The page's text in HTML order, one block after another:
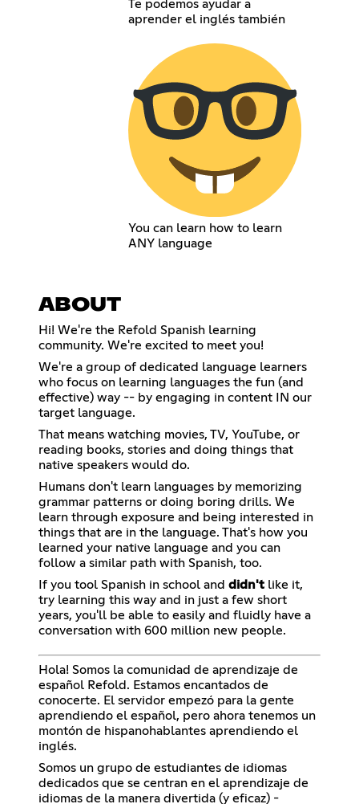
Te podemos ayudar a
aprender el inglés también
You can learn how to learn
ANY language
ABOUT
Hi! We're the Refold Spanish learning
community. We're excited to meet you!
We're a group of dedicated language learners
who focus on learning languages the fun (and
effective) way -- by engaging in content IN our
target language.
That means watching movies, TV, YouTube, or
reading books, stories and doing things that
native speakers would do.
Humans don't learn languages by memorizing
grammar patterns or doing boring drills. We
learn through exposure and being interested in
things that are in the language. That's how you
learned your native language and you can
follow a similar path with Spanish, too.
If you tool Spanish in school and didn't like it,
try learning this way and in just a few short
years, you'll be able to easily and fluidly have a
conversation with 600 million new people.
Hola! Somos la comunidad de aprendizaje de
español Refold. Estamos encantados de
conocerte. El servidor empezó para la gente
aprendiendo el español, pero ahora tenemos un
montón de hispanohablantes aprendiendo el
inglés.
Somos un grupo de estudiantes de idiomas
dedicados que se centran en el aprendizaje de
idiomas de la manera divertida (y eficaz) -